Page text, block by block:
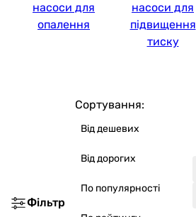
насоси для
опалення
насоси для
підвищення
тиску
Фільтр
Сортування:
Від дешевих
Від дорогих
По популярності